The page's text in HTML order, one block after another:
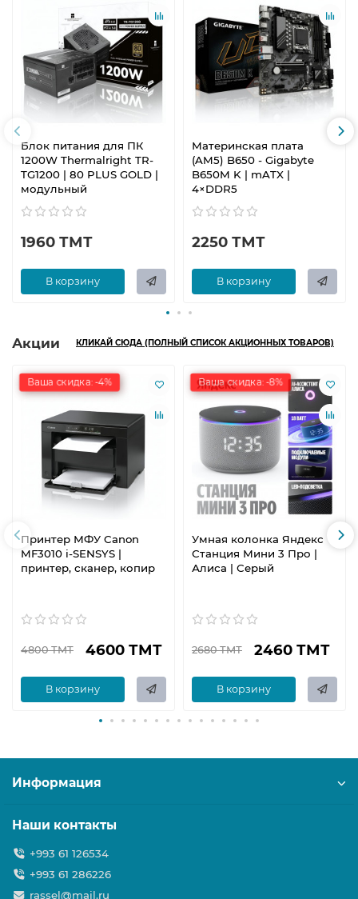
Блок питания для ПК
1200W Thermalright TR-
TG1200 | 80 PLUS GOLD |
модульный
1960 ТМТ
В корзину
Материнская плата
(AM5) B650 - Gigabyte
B650M K | mATX |
4×DDR5
2250 ТМТ
В корзину
Акции КЛИКАЙ СЮДА (ПОЛНЫЙ СПИСОК АКЦИОННЫХ ТОВАРОВ)
Ваша скидка: -4%
Принтер МФУ Canon
MF3010 i-SENSYS |
принтер, сканер, копир
4800 ТМТ 4600 ТМТ
В корзину
Ваша скидка: -8%
Умная колонка Яндекс
Станция Мини 3 Про |
Алиса | Серый
2680 ТМТ 2460 ТМТ
В корзину
Информация
Наши контакты
+993 61 126534
+993 61 286226
rassel@mail.ru